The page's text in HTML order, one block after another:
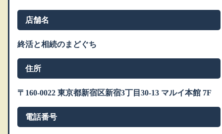
店舗名
終活と相続のまどぐち
住所
〒160-0022 東京都新宿区新宿3丁目30-13 マルイ本館 7F
電話番号